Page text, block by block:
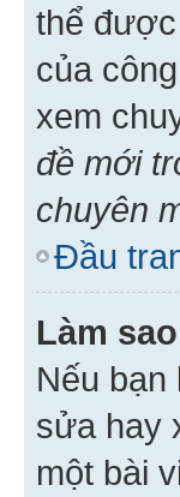
thể
của
xem
đề mới
chuyên
Đầu
Làm
Nếu bạn
sửa hay
một bài